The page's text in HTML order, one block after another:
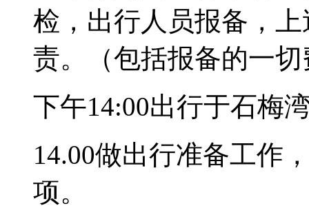
检，出行人员报备，
责。（包括报备的一
下午14:00出行于石梅
14.00做出行准备工作
项。